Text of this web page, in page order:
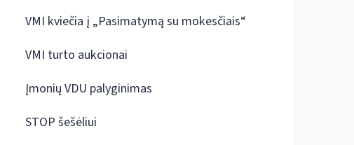
VMI kviečia į „Pasimatymą su mokesčiais“
VMI turto aukcionai
Įmonių VDU palyginimas
STOP šešėliui